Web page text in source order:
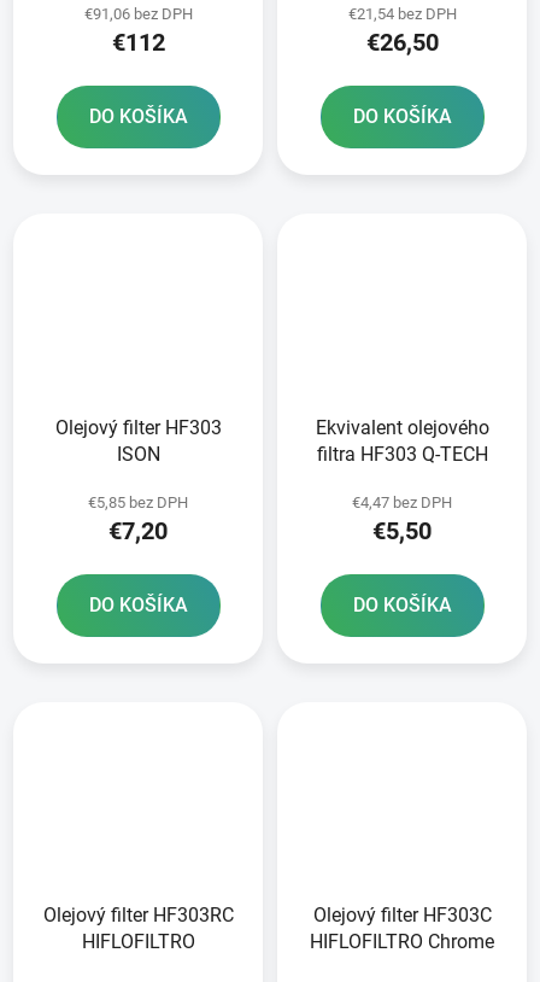
€91,06 bez DPH
€112
DO KOŠÍKA
€21,54 bez DPH
€26,50
DO KOŠÍKA
Olejový filter HF303
ISON
€5,85 bez DPH
€7,20
DO KOŠÍKA
Ekvivalent olejového
filtra HF303 Q-TECH
€4,47 bez DPH
€5,50
DO KOŠÍKA
Olejový filter HF303RC
HIFLOFILTRO
Olejový filter HF303C
HIFLOFILTRO Chrome